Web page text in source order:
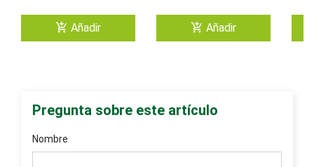
add_shopping_cart Añadir add_shopping_cart Añadir
Pregunta sobre este artículo
Nombre